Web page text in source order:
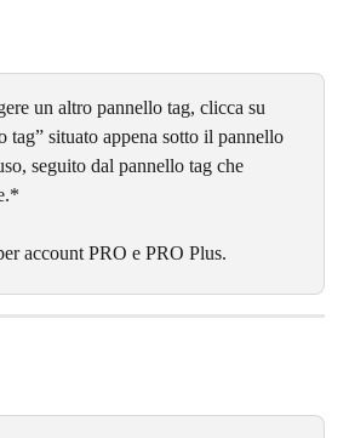
un altro pannello tag, clicca su
tag” situato appena sotto il pannello
seguito dal pannello tag che
account PRO e PRO Plus.